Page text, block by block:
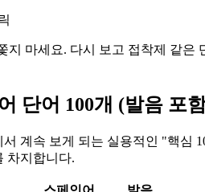
마세요. 다시 보고 접착제 같은
단어 100개 (발음 포
계속 보게 되는 실용적인 "핵심
차지합니다.